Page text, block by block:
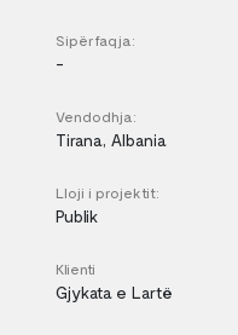
Sipërfaqja:
-
Vendodhja:
Tirana, Albania
Lloji i projektit:
Publik
Klienti
Gjykata e Lartë